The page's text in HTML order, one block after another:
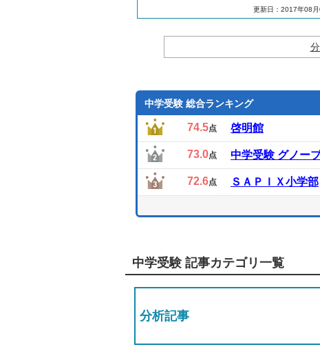
習塾を選んでいるのか？ オリコン日本
更新日：2017年08月
中学受験 総合ランキング
74.5点 啓明館
73.0点 中学受験 グノー
72.6点 ＳＡＰＩＸ小学部
中学受験 記事カテゴリ一覧
分析記事